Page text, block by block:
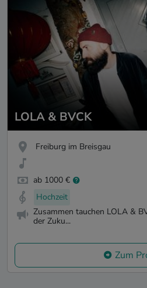
LOLA & BVCK
Freiburg im Breisgau
ab 1000 €
Hochzeit
Zusammen tauchen LOLA &
der Zuku...
Zum